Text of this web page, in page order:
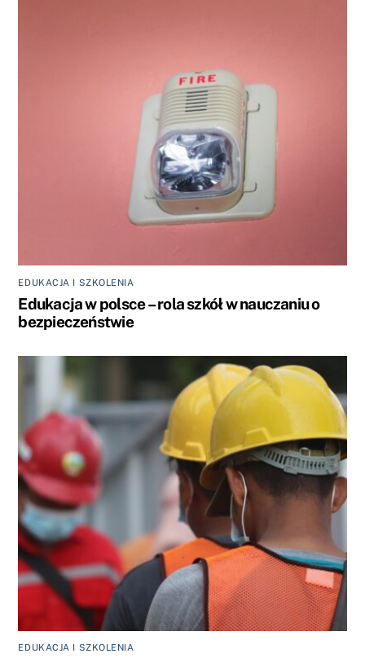
EDUKACJA I SZKOLENIA
Edukacja w polsce – rola szkół w nauczaniu o
bezpieczeństwie
EDUKACJA I SZKOLENIA